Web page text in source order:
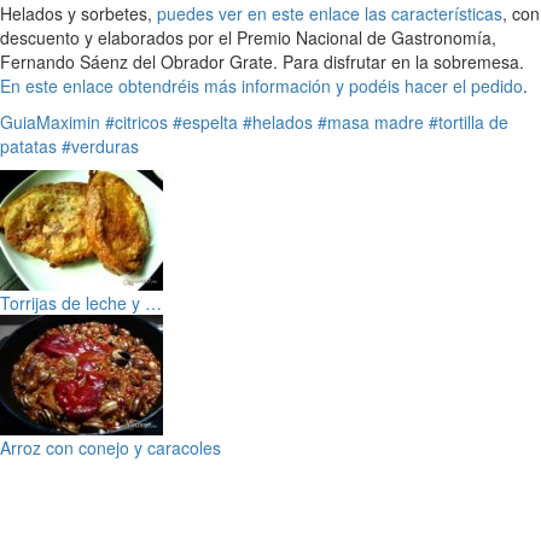
Helados y sorbetes, puedes ver en este enlace las características, con
descuento y elaborados por el Premio Nacional de Gastronomía,
Fernando Sáenz del Obrador Grate. Para disfrutar en la sobremesa.
En este enlace obtendréis más información y podéis hacer el pedido.
GuiaMaximin #citricos #espelta #helados #masa madre #tortilla de
patatas #verduras
Torrijas de leche y …
Arroz con conejo y caracoles